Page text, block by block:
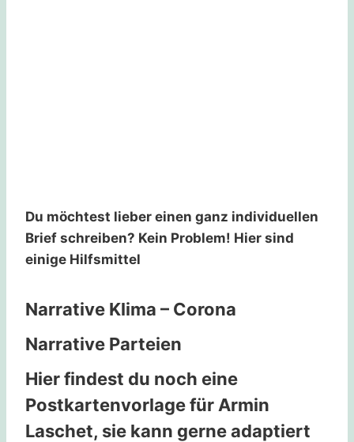
Du möchtest lieber einen ganz individuellen
Brief schreiben? Kein Problem! Hier sind
einige Hilfsmittel
Narrative Klima – Corona
Narrative Parteien
Hier findest du noch eine
Postkartenvorlage für Armin
Laschet, sie kann gerne adaptiert